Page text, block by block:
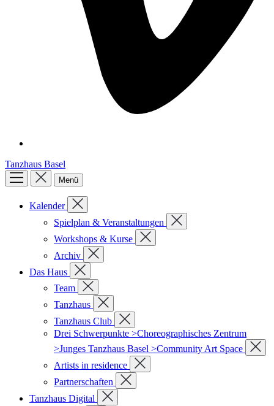
Tanzhaus Basel
Menü
Kalender
Spielplan & Veranstaltungen
Workshops & Kurse
Archiv
Das Haus
Team
Tanzhaus
Tanzhaus Club
Drei Schwerpunkte >Choreographisches Zentrum
>Junges Tanzhaus Basel >Community Art Space
Artists in residence
Partnerschaften
Tanzhaus Digital